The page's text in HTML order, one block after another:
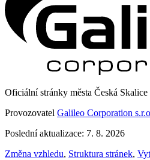
Oficiální stránky města Česká
Provozovatel Galileo Corporation
Poslední aktualizace: 7. 8. 2026
Změna vzhledu, Struktura stránek,